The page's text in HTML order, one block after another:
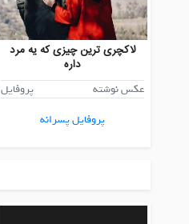
لاکچری ترین چیزی که یه مرد
داره
عکس نوشته
پروفایل
پروفایل پسرانه